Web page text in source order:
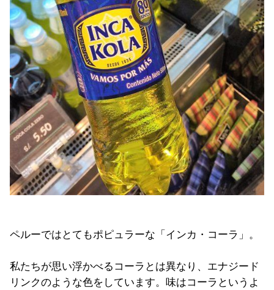
ペルーではとてもポピュラーな「インカ・コーラ」。
私たちが思い浮かべるコーラとは異なり、エナジード
リンクのような色をしています。味はコーラというよ